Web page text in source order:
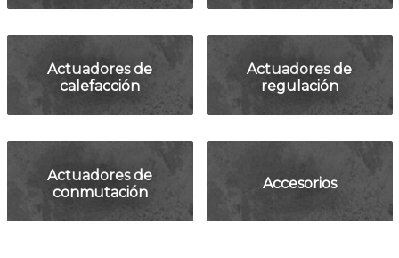
Actuadores de
calefacción
Actuadores de
regulación
Actuadores de
conmutación
Accesorios